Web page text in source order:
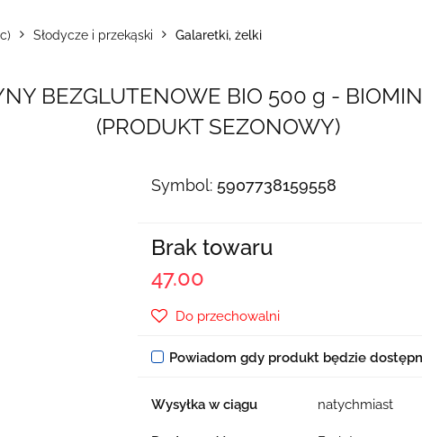
Słodycze i przekąski Galaretki, żelki
BEZGLUTENOWE BIO 500 g -
(PRODUKT SEZONOWY)
Symbol: 5907738159558
Brak towaru
47.00
Do przechowalni
Powiadom gdy produkt będzie
Wysyłka w ciągu natychmiast